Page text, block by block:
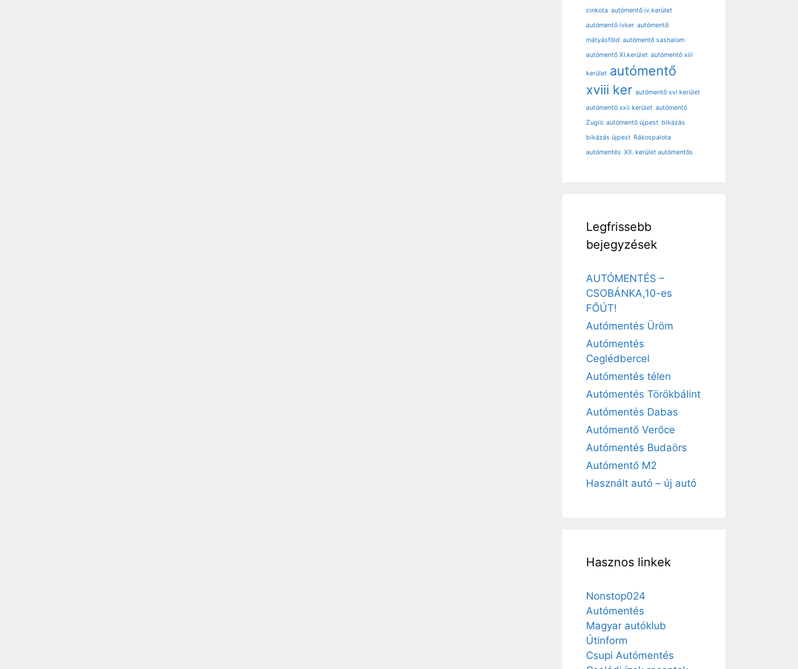
cinkota autómentő iv.kerület
autómentő ivker autómentő
mátyásföld autómentő sashalom
autómentő XI.kerület autómentő xiii
kerület autómentő
xviii ker autómentő xvi kerület
autómentő xxii kerület autómentő
Zugló autómentő újpest bikázás
bikázás újpest Rákospalota
autómentés XII. kerület autómentős
Legfrissebb
bejegyzések
AUTÓMENTÉS –
CSOBÁNKA,10-es
FŐÚT!
Autómentés Üröm
Autómentés
Ceglédbercel
Autómentés télen
Autómentés Törökbálint
Autómentés Dabas
Autómentő Verőce
Autómentés Budaörs
Autómentő M2
Használt autó – új autó
Hasznos linkek
Nonstop024
Autómentés
Magyar autóklub
Útinform
Csupi Autómentés